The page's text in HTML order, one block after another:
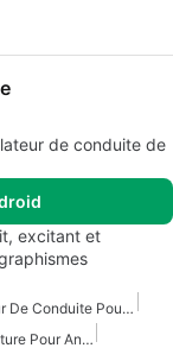
de conduite de
excitant et
Jeux De Simulateur De Conduite Pour Android
Jeux De Conduite De Voiture Pour Android